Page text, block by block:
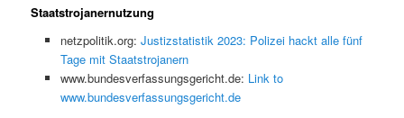
Staatstrojanernutzung
netzpolitik.org: Justizstatistik 2023: Polizei hackt alle fünf
Tage mit Staatstrojanern
www.bundesverfassungsgericht.de: Link to
www.bundesverfassungsgericht.de